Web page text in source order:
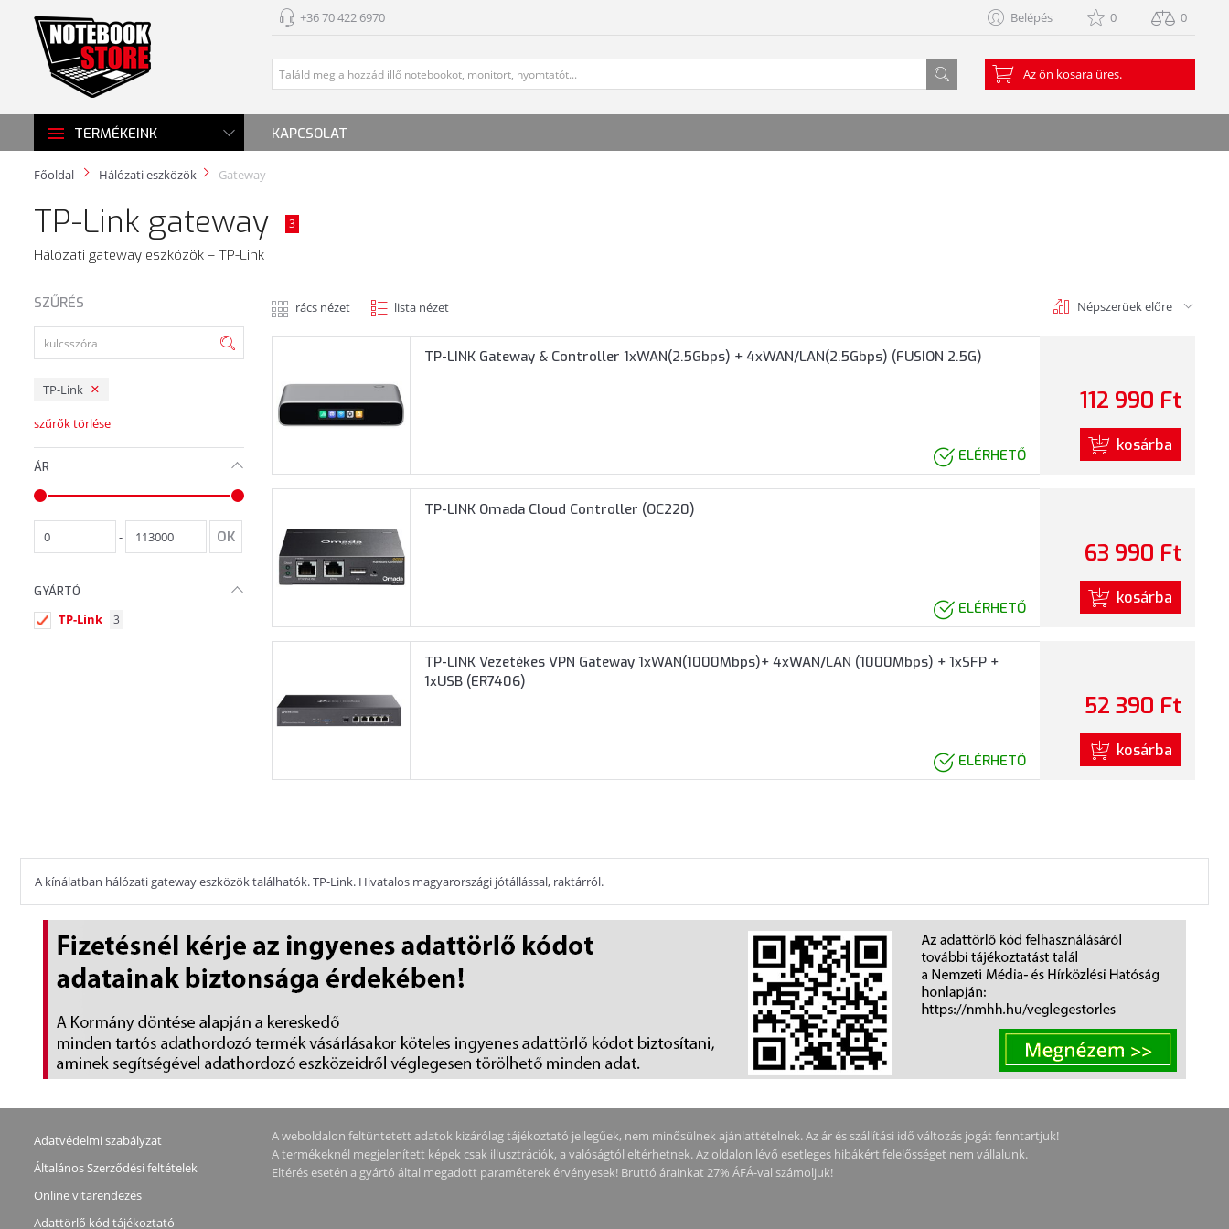
+36 70 422 6970 Belépés 0 0
Az ön kosara üres.
TERMÉKEINK KAPCSOLAT
Főoldal Hálózati eszközök Gateway
TP-Link gateway 3
Hálózati gateway eszközök – TP-Link
SZŰRÉS
TP-Link
szűrők törlése
ÁR
-
GYÁRTÓ
TP-Link 3
rács nézet lista nézet Népszerüek előre
TP-LINK Gateway & Controller 1xWAN(2.5Gbps) + 4xWAN/LAN(2.5Gbps) (FUSION 2.5G)
ELÉRHETŐ
112 990 Ft
kosárba
TP-LINK Omada Cloud Controller (OC220)
ELÉRHETŐ
63 990 Ft
kosárba
TP-LINK Vezetékes VPN Gateway 1xWAN(1000Mbps)+ 4xWAN/LAN (1000Mbps) + 1xSFP +
1xUSB (ER7406)
ELÉRHETŐ
52 390 Ft
kosárba
A kínálatban hálózati gateway eszközök találhatók. TP-Link. Hivatalos magyarországi jótállással, raktárról.
Adatvédelmi szabályzat
Általános Szerződési feltételek
Online vitarendezés
Adattörlő kód tájékoztató
A weboldalon feltüntetett adatok kizárólag tájékoztató jellegűek, nem minősülnek ajánlattételnek. Az ár és szállítási idő változás jogát fenntartjuk!
A termékeknél megjelenített képek csak illusztrációk, a valóságtól eltérhetnek. Az oldalon lévő esetleges hibákért felelősséget nem vállalunk.
Eltérés esetén a gyártó által megadott paraméterek érvényesek! Bruttó árainkat 27% ÁFÁ-val számoljuk!